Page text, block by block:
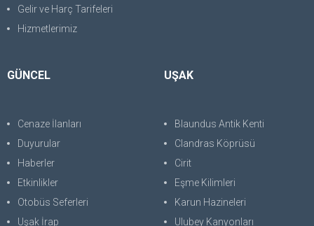
Gelir ve Harç Tarifeleri
Hizmetlerimiz
GÜNCEL
Cenaze İlanları
Duyurular
Haberler
Etkinlikler
Otobüs Seferleri
Uşak İrap
UŞAK
Blaundus Antik Kenti
Clandras Köprüsü
Cirit
Eşme Kilimleri
Karun Hazineleri
Ulubey Kanyonları